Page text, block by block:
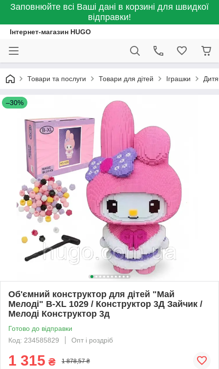
Заповнюйте всі Ваші дані в корзині для швидкої
відправки!
Інтернет-магазин HUGO
Товари та послуги Товари для дітей Іграшки
–30%
Об'ємний конструктор для дітей "Май
Мелоді" B-XL 1029 / Конструктор 3Д Зайчик /
Мелоді Конструктор 3д
Готово до відправки
Код: 234585829
Опт і роздріб
1 315 ₴ 1 878,57 ₴